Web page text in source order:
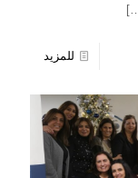
للمزيد